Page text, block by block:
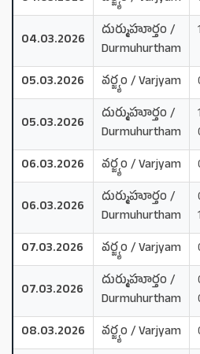
04.03.2026
దుర్ముహూర్తం /
Durmuhurtham
05.03.2026 వర్జ్యం / Varjyam
05.03.2026
దుర్ముహూర్తం /
Durmuhurtham
06.03.2026
వర్జ్యం / Varjyam
06.03.2026
దుర్ముహూర్తం /
Durmuhurtham
07.03.2026
వర్జ్యం / Varjyam
07.03.2026
దుర్ముహూర్తం /
Durmuhurtham
08.03.2026
వర్జ్యం / Varjyam